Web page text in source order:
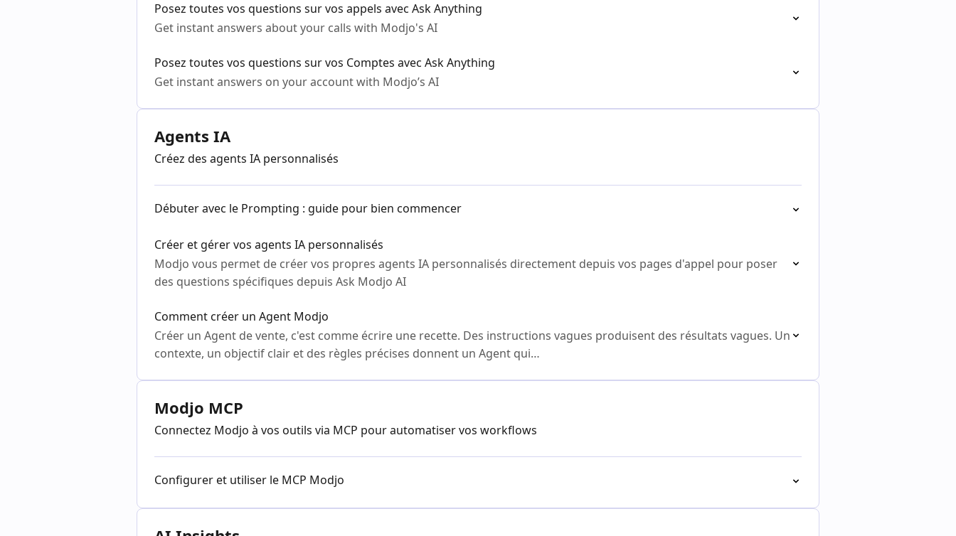
Posez toutes vos questions sur vos appels avec Ask Anything
Get instant answers about your calls with Modjo's AI
Posez toutes vos questions sur vos Comptes avec Ask Anything
Get instant answers on your account with Modjo’s AI
Agents IA
Créez des agents IA personnalisés
Débuter avec le Prompting : guide pour bien commencer
Créer et gérer vos agents IA personnalisés
Modjo vous permet de créer vos propres agents IA personnalisés directement depuis vos pages d'appel pour poser
des questions spécifiques depuis Ask Modjo AI
Comment créer un Agent Modjo
Créer un Agent de vente, c'est comme écrire une recette. Des instructions vagues produisent des résultats vagues. Un
contexte, un objectif clair et des règles précises donnent un Agent qui…
Modjo MCP
Connectez Modjo à vos outils via MCP pour automatiser vos workflows
Configurer et utiliser le MCP Modjo